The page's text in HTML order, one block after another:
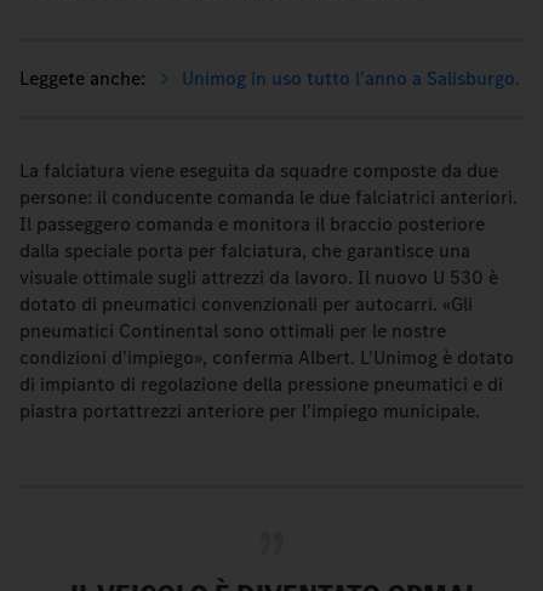
Unimog in uso tutto l'anno a Salisburgo.
La falciatura viene eseguita da squadre composte da due
persone: il conducente comanda le due falciatrici anteriori.
Il passeggero comanda e monitora il braccio posteriore
dalla speciale porta per falciatura, che garantisce una
visuale ottimale sugli attrezzi da lavoro. Il nuovo U 530 è
dotato di pneumatici convenzionali per autocarri. «Gli
pneumatici Continental sono ottimali per le nostre
condizioni d'impiego», conferma Albert. L'Unimog è dotato
di impianto di regolazione della pressione pneumatici e di
piastra portattrezzi anteriore per l'impiego municipale.